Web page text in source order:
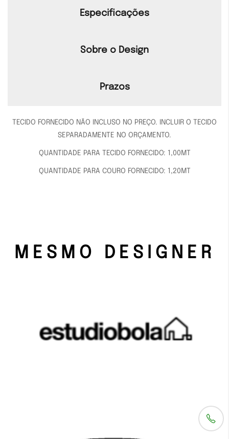
Especificações
Sobre o Design
Prazos
TECIDO FORNECIDO NÃO INCLUSO NO PREÇO. INCLUIR O TECIDO
SEPARADAMENTE NO ORÇAMENTO.
QUANTIDADE PARA TECIDO FORNECIDO: 1,00MT
QUANTIDADE PARA COURO FORNECIDO: 1,20MT
MESMO DESIGNER